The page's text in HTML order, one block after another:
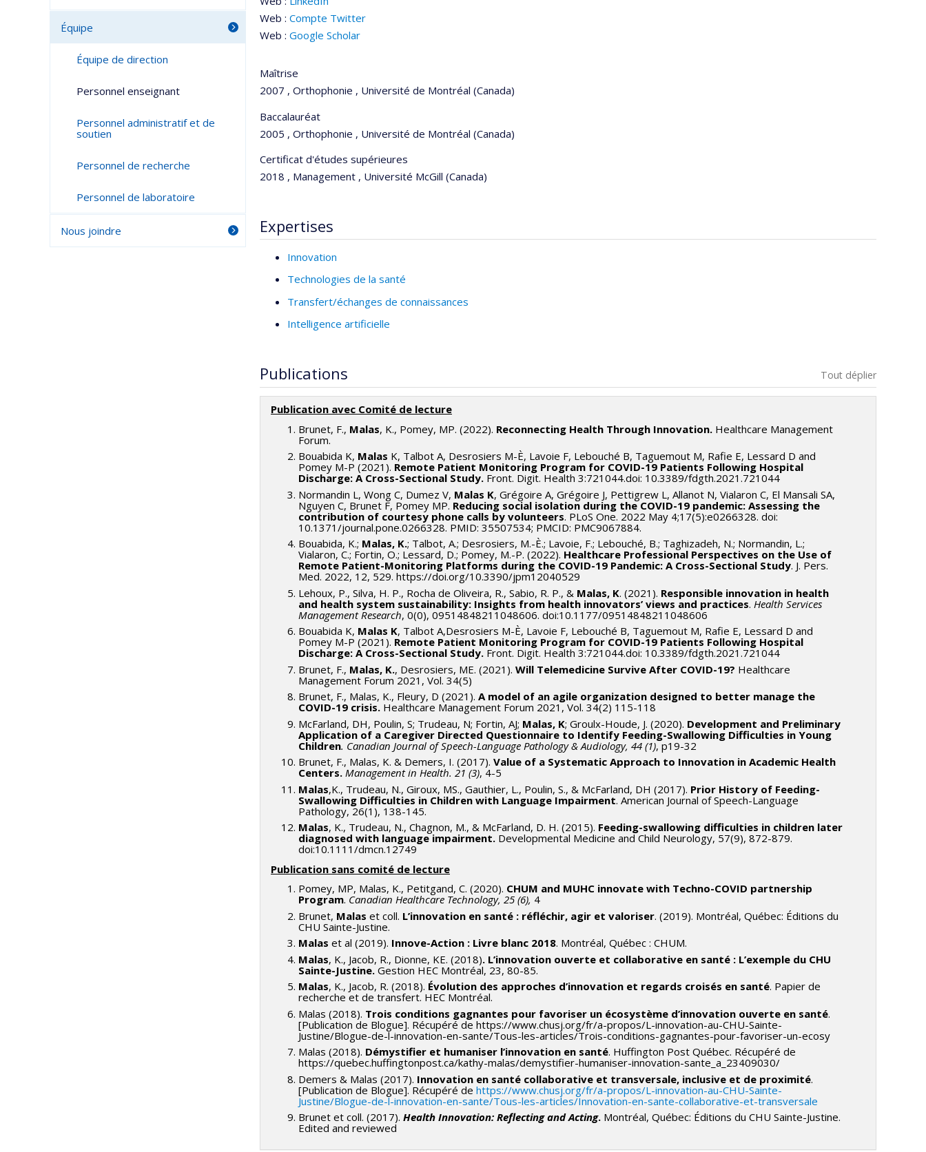
Web : Compte Twitter
Web : Google Scholar
Maîtrise
2007 , Orthophonie , Université de Montréal (Canada)
Baccalauréat
2005 , Orthophonie , Université de Montréal (Canada)
Certificat d'études supérieures
2018 , Management , Université McGill (Canada)
Expertises
Innovation
Technologies de la santé
Transfert/échanges de connaissances
Intelligence artificielle
Publications Tout déplier
Publication avec Comité de lecture
Brunet, F., Malas, K., Pomey, MP. (2022). Reconnecting Health Through Innovation. Healthcare Management
Forum.
Bouabida K, Malas K, Talbot A, Desrosiers M-È, Lavoie F, Lebouché B, Taguemout M, Rafie E, Lessard D and
Pomey M-P (2021). Remote Patient Monitoring Program for COVID-19 Patients Following Hospital
Discharge: A Cross-Sectional Study. Front. Digit. Health 3:721044.doi: 10.3389/fdgth.2021.721044
Normandin L, Wong C, Dumez V, Malas K, Grégoire A, Grégoire J, Pettigrew L, Allanot N, Vialaron C, El Mansali SA,
Nguyen C, Brunet F, Pomey MP. Reducing social isolation during the COVID-19 pandemic: Assessing the
contribution of courtesy phone calls by volunteers. PLoS One. 2022 May 4;17(5):e0266328. doi:
10.1371/journal.pone.0266328. PMID: 35507534; PMCID: PMC9067884.
Bouabida, K.; Malas, K.; Talbot, A.; Desrosiers, M.-È.; Lavoie, F.; Lebouché, B.; Taghizadeh, N.; Normandin, L.;
Vialaron, C.; Fortin, O.; Lessard, D.; Pomey, M.-P. (2022). Healthcare Professional Perspectives on the Use of
Remote Patient-Monitoring Platforms during the COVID-19 Pandemic: A Cross-Sectional Study. J. Pers.
Med. 2022, 12, 529. https://doi.org/10.3390/jpm12040529
Lehoux, P., Silva, H. P., Rocha de Oliveira, R., Sabio, R. P., & Malas, K. (2021). Responsible innovation in health
and health system sustainability: Insights from health innovators’ views and practices. Health Services
Management Research, 0(0), 09514848211048606. doi:10.1177/09514848211048606
Bouabida K, Malas K, Talbot A,Desrosiers M-È, Lavoie F, Lebouché B, Taguemout M, Rafie E, Lessard D and
Pomey M-P (2021). Remote Patient Monitoring Program for COVID-19 Patients Following Hospital
Discharge: A Cross-Sectional Study. Front. Digit. Health 3:721044.doi: 10.3389/fdgth.2021.721044
Brunet, F., Malas, K., Desrosiers, ME. (2021). Will Telemedicine Survive After COVID-19? Healthcare
Management Forum 2021, Vol. 34(5)
Brunet, F., Malas, K., Fleury, D (2021). A model of an agile organization designed to better manage the
COVID-19 crisis. Healthcare Management Forum 2021, Vol. 34(2) 115-118
McFarland, DH, Poulin, S; Trudeau, N; Fortin, AJ; Malas, K; Groulx-Houde, J. (2020). Development and Preliminary
Application of a Caregiver Directed Questionnaire to Identify Feeding-Swallowing Difficulties in Young
Children. Canadian Journal of Speech-Language Pathology & Audiology, 44 (1), p19-32
Brunet, F., Malas, K. & Demers, I. (2017). Value of a Systematic Approach to Innovation in Academic Health
Centers. Management in Health. 21 (3), 4-5
Malas,K., Trudeau, N., Giroux, MS., Gauthier, L., Poulin, S., & McFarland, DH (2017). Prior History of Feeding-
Swallowing Difficulties in Children with Language Impairment. American Journal of Speech-Language
Pathology, 26(1), 138-145.
Malas, K., Trudeau, N., Chagnon, M., & McFarland, D. H. (2015). Feeding-swallowing difficulties in children later
diagnosed with language impairment. Developmental Medicine and Child Neurology, 57(9), 872-879.
doi:10.1111/dmcn.12749
Publication sans comité de lecture
Pomey, MP, Malas, K., Petitgand, C. (2020). CHUM and MUHC innovate with Techno-COVID partnership
Program. Canadian Healthcare Technology, 25 (6), 4
Brunet, Malas et coll. L’innovation en santé : réfléchir, agir et valoriser. (2019). Montréal, Québec: Éditions du
CHU Sainte-Justine.
Malas et al (2019). Innove-Action : Livre blanc 2018. Montréal, Québec : CHUM.
Malas, K., Jacob, R., Dionne, KE. (2018). L’innovation ouverte et collaborative en santé : L’exemple du CHU
Sainte-Justine. Gestion HEC Montréal, 23, 80-85.
Malas, K., Jacob, R. (2018). Évolution des approches d’innovation et regards croisés en santé. Papier de
recherche et de transfert. HEC Montréal.
Malas (2018). Trois conditions gagnantes pour favoriser un écosystème d’innovation ouverte en santé.
[Publication de Blogue]. Récupéré de https://www.chusj.org/fr/a-propos/L-innovation-au-CHU-Sainte-
Justine/Blogue-de-l-innovation-en-sante/Tous-les-articles/Trois-conditions-gagnantes-pour-favoriser-un-ecosy
Malas (2018). Démystifier et humaniser l’innovation en santé. Huffington Post Québec. Récupéré de
https://quebec.huffingtonpost.ca/kathy-malas/demystifier-humaniser-innovation-sante_a_23409030/
Demers & Malas (2017). Innovation en santé collaborative et transversale, inclusive et de proximité.
[Publication de Blogue]. Récupéré de https://www.chusj.org/fr/a-propos/L-innovation-au-CHU-Sainte-
Justine/Blogue-de-l-innovation-en-sante/Tous-les-articles/Innovation-en-sante-collaborative-et-transversale
Brunet et coll. (2017). Health Innovation: Reflecting and Acting. Montréal, Québec: Éditions du CHU Sainte-Justine.
Edited and reviewed
Équipe
Équipe de direction
Personnel enseignant
Personnel administratif et de
soutien
Personnel de recherche
Personnel de laboratoire
Nous joindre